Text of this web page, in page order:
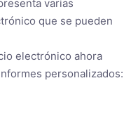
varias
que se pueden
electrónico ahora
personalizados: